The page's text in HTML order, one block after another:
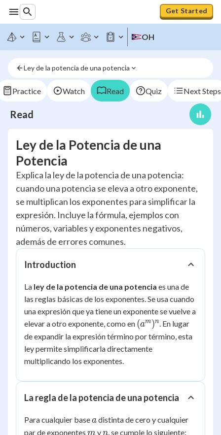
Get Started
OH
Ley de la potencia de una potencia
Practice Watch Read Quiz Next Steps
Read
Ley de la Potencia de una
Potencia
Explica la ley de la potencia de una potencia:
cuando una potencia se eleva a otro exponente,
se multiplican los exponentes para simplificar la
expresión. Incluye la fórmula, ejemplos con
números, variables y exponentes negativos,
además de errores comunes.
Introduction
La ley de la potencia de una potencia es una de
las reglas básicas de los exponentes. Se usa cuando
una expresión que ya tiene un exponente se vuelve a
elevar a otro exponente, como en (a^m)^n
(am )n. En lugar
de expandir la expresión término por término, esta
ley permite simplificarla directamente
multiplicando los exponentes.
La regla de la potencia de una potencia
Para cualquier basea
adistinta de cero y cualquier
par de exponentes m
m yn
n, se cumple lo siguiente: